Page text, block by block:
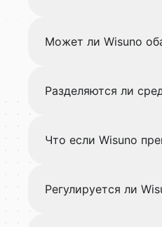
Может ли Wisuno
Разделяются ли
Что если Wisuno
Регулируется ли